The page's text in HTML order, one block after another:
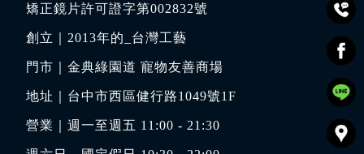
矯正鏡片許可證字第002832號
創立｜2013年的_台灣工藝
門市｜金典綠園道 寵物友善商場
地址｜ 台中市西區健行路1049號1F
營業｜週一至週五 11:00 - 21:30